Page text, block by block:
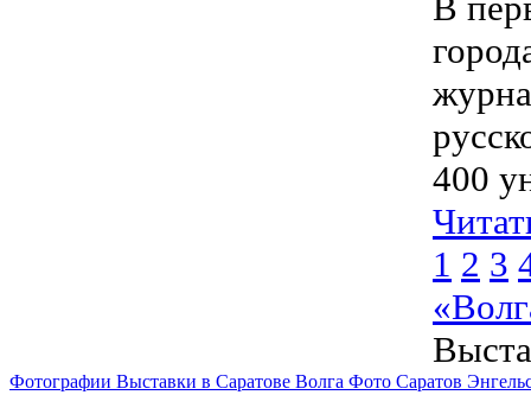
400
1 2 3
Фотографии Выставки в Саратове Волга Фото Саратов